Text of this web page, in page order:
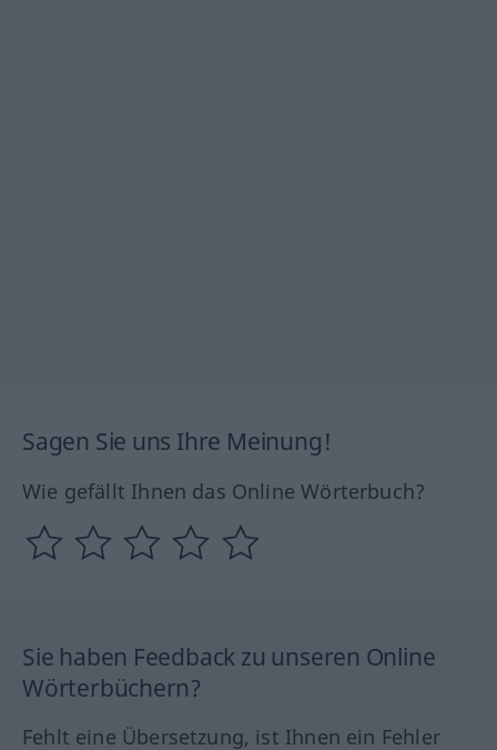
Sagen Sie uns Ihre Meinung!
Wie gefällt Ihnen das Online Wörterbuch?
Sie haben Feedback zu unseren Online
Wörterbüchern?
Fehlt eine Übersetzung, ist Ihnen ein Fehler